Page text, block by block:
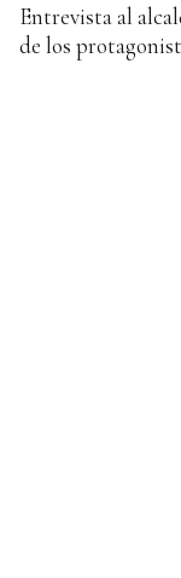
Entrevista al
de los